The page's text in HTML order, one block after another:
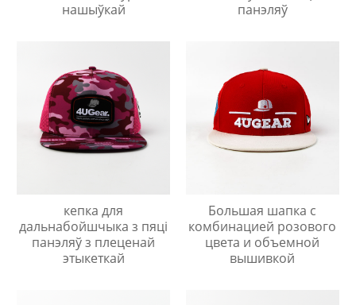
нашыўкай
панэляў
кепка для
дальнабойшчыка з пяці
панэляў з плеценай
этыкеткай
Большая шапка с
комбинацией розового
цвета и объемной
вышивкой